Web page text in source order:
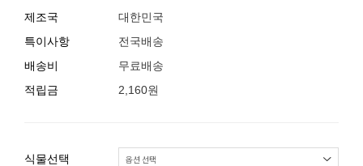
제조국
대한민국
특이사항
전국배송
배송비
무료배송
적립금
2,160원
식물선택